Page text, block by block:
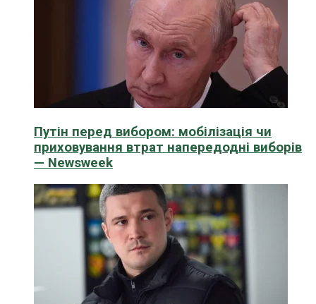
Путін перед вибором: мобілізація чи
приховування втрат напередодні виборів
— Newsweek